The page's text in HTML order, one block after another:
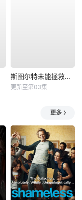
斯图尔特未能拯救宇宙
更新至第03集
更多